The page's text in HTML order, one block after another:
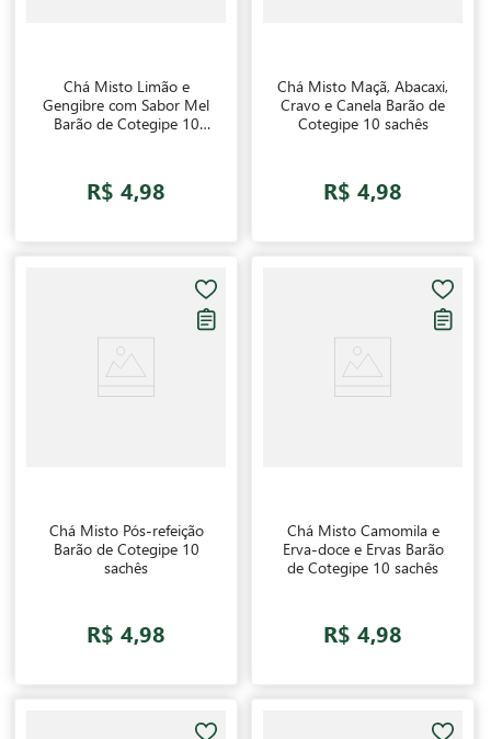
Chá Misto Limão e
Gengibre com Sabor Mel
Barão de Cotegipe 10
R$ 4,98
Chá Misto Maçã, Abacaxi,
Cravo e Canela Barão de
Cotegipe 10 sachês
R$ 4,98
Chá Misto Pós-refeição
Barão de Cotegipe 10
sachês
R$ 4,98
Chá Misto Camomila e
Erva-doce e Ervas Barão
de Cotegipe 10 sachês
R$ 4,98